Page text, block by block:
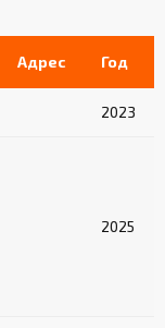
Адрес Год
2023
2025